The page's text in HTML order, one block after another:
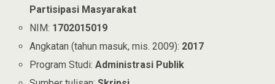
Partisipasi Masyarakat
NIM: 1702015019
Angkatan (tahun masuk, mis. 2009): 2017
Program Studi:Administrasi Publik